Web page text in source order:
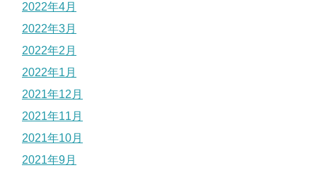
2022年4月
2022年3月
2022年2月
2022年1月
2021年12月
2021年11月
2021年10月
2021年9月